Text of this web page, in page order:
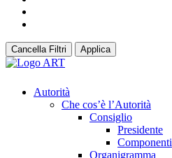
Cancella Filtri Applica
Autorità
Che cos’è l’Autorità
Consiglio
Presidente
Componenti
Organigramma